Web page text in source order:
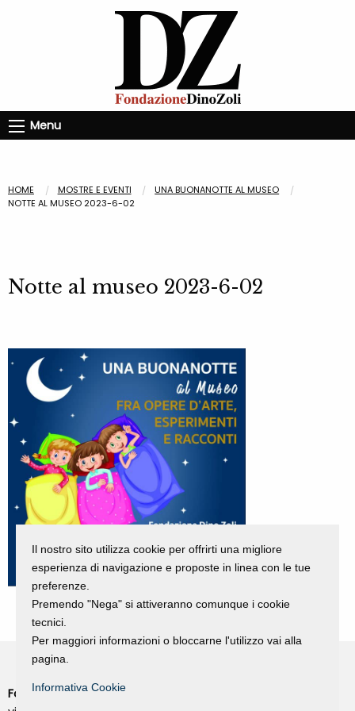
Menu
HOME MOSTRE E EVENTI
UNA BUONANOTTE AL MUSEO
NOTTE AL MUSEO 2023-6-02
Notte al museo 2023-6-02
Fondazione Dino Zoli
Il nostro sito utilizza cookie per offrirti una migliore
esperienza di navigazione e proposte in linea con le tue
preferenze.
Premendo "Nega" si attiveranno comunque i cookie
tecnici.
Per maggiori informazioni o bloccarne l'utilizzo vai alla
pagina.
Informativa Cookie